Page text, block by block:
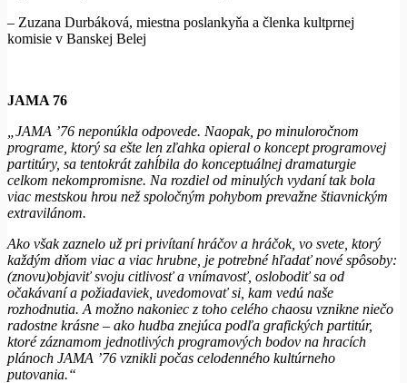
– Zuzana Durbáková, miestna poslankyňa a členka kultprnej
komisie v Banskej Belej
JAMA 76
„JAMA ’76 neponúkla odpovede. Naopak, po minuloročnom
programe, ktorý sa ešte len zľahka opieral o koncept programovej
partitúry, sa tentokrát zahĺbila do konceptuálnej dramaturgie
celkom nekompromisne. Na rozdiel od minulých vydaní tak bola
viac mestskou hrou než spoločným pohybom prevažne štiavnickým
extravilánom.
Ako však zaznelo už pri privítaní hráčov a hráčok, vo svete, ktorý
každým dňom viac a viac hrubne, je potrebné hľadať nové spôsoby:
(znovu)objaviť svoju citlivosť a vnímavosť, oslobodiť sa od
očakávaní a požiadaviek, uvedomovať si, kam vedú naše
rozhodnutia. A možno nakoniec z toho celého chaosu vznikne niečo
radostne krásne – ako hudba znejúca podľa grafických partitúr,
ktoré záznamom jednotlivých programových bodov na hracích
plánoch JAMA ’76 vznikli počas celodenného kultúrneho
putovania.“